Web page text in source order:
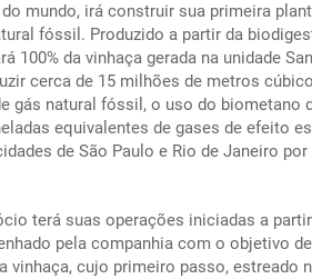
mundo, irá construir sua primeira
fóssil. Produzido a partir da
100% da vinhaça gerada na unidade
cerca de 15 milhões de metros
gás natural fóssil, o uso do biometano
equivalentes de gases de efeito
de São Paulo e Rio de Janeiro por
terá suas operações iniciadas a
pela companhia com o objetivo
cujo primeiro passo, estreado